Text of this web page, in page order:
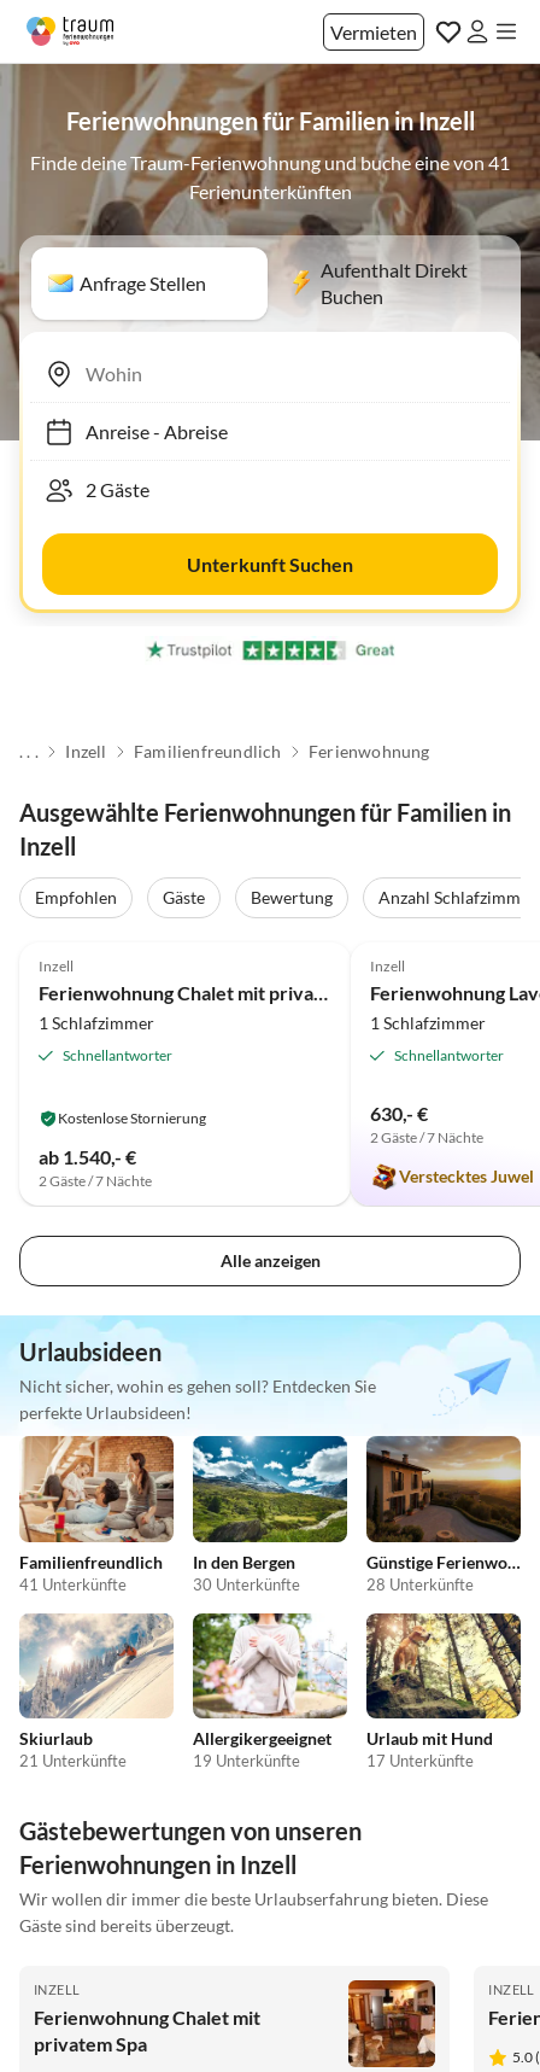
Vermieten
Ferienwohnungen für Familien in Inzell
Finde deine Traum-Ferienwohnung und buche eine von 41
Ferienunterkünften
Anfrage Stellen
Aufenthalt Direkt
Buchen
Anreise- Abreise
Unterkunft Suchen
. . . Inzell Familienfreundlich Ferienwohnung
Ausgewählte Ferienwohnungen für Familien in
Inzell
Empfohlen Gäste Bewertung
Anzahl Schlafzimmer
Inzell
1 Schlafzimmer
Schnellantworter
Kostenlose Stornierung
ab 1.540,- €
2 Gäste / 7 Nächte
Inzell
1 Schlafzimmer
Schnellantworter
630,- €
2 Gäste / 7 Nächte
Verstecktes Juwel
Alle anzeigen
Urlaubsideen
Nicht sicher, wohin es gehen soll? Entdecken Sie
perfekte Urlaubsideen!
Familienfreundlich
41 Unterkünfte
In den Bergen
30 Unterkünfte
Günstige Ferienwohnungen
28 Unterkünfte
Skiurlaub
21 Unterkünfte
Allergikergeeignet
19 Unterkünfte
Urlaub mit Hund
17 Unterkünfte
Gästebewertungen von unseren
Ferienwohnungen in Inzell
Wir wollen dir immer die beste Urlaubserfahrung bieten. Diese
Gäste sind bereits überzeugt.
INZELL
Ferienwohnung Chalet mit
privatem Spa
INZELL
5.0